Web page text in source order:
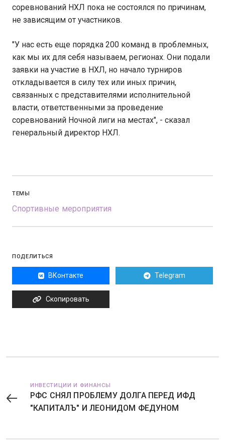
соревнований НХЛ пока не состоялся по причинам,
не зависящим от участников.
"У нас есть еще порядка 200 команд в проблемных,
как мы их для себя называем, регионах. Они подали
заявки на участие в НХЛ, но начало турниров
откладывается в силу тех или иных причин,
связанных с представителями исполнительной
власти, ответственными за проведение
соревнований Ночной лиги на местах", - сказал
генеральный директор НХЛ.
ТЕМЫ
Спортивные мероприятия
ПОДЕЛИТЬСЯ
ВКонтакте Telegram
Скопировать
ИНВЕСТИЦИИ И ФИНАНСЫ
РФС СНЯЛ ПРОБЛЕМУ ДОЛГА ПЕРЕД ИФД
"КАПИТАЛЪ" И ЛЕОНИДОМ ФЕДУНОМ